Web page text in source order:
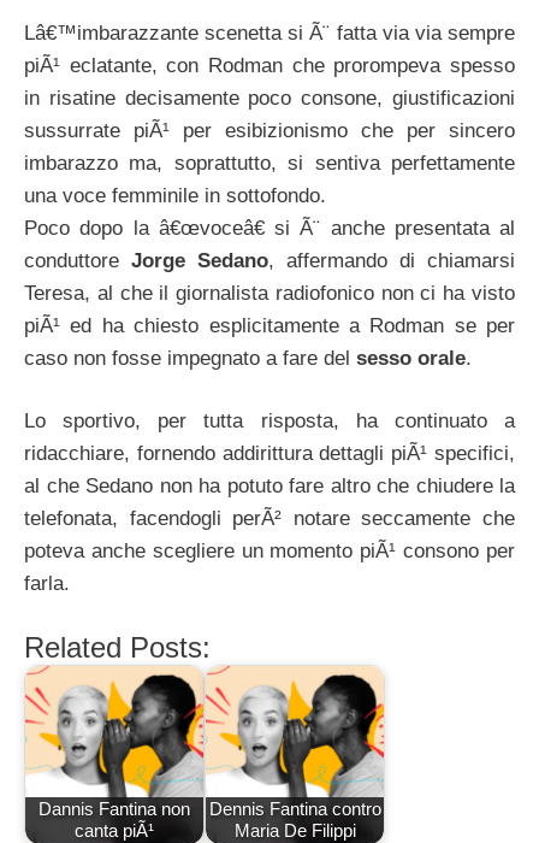
Lâ€™imbarazzante scenetta si Ã¨ fatta via via sempre
piÃ¹ eclatante, con Rodman che prorompeva spesso
in risatine decisamente poco consone, giustificazioni
sussurrate piÃ¹ per esibizionismo che per sincero
imbarazzo ma, soprattutto, si sentiva perfettamente
una voce femminile in sottofondo.
Poco dopo la â€œvoceâ€ si Ã¨ anche presentata al
conduttore Jorge Sedano, affermando di chiamarsi
Teresa, al che il giornalista radiofonico non ci ha visto
piÃ¹ ed ha chiesto esplicitamente a Rodman se per
caso non fosse impegnato a fare del sesso orale.
Lo sportivo, per tutta risposta, ha continuato a
ridacchiare, fornendo addirittura dettagli piÃ¹ specifici,
al che Sedano non ha potuto fare altro che chiudere la
telefonata, facendogli perÃ² notare seccamente che
poteva anche scegliere un momento piÃ¹ consono per
farla.
Related Posts:
Dannis Fantina non
canta piÃ¹
Dennis Fantina contro
Maria De Filippi